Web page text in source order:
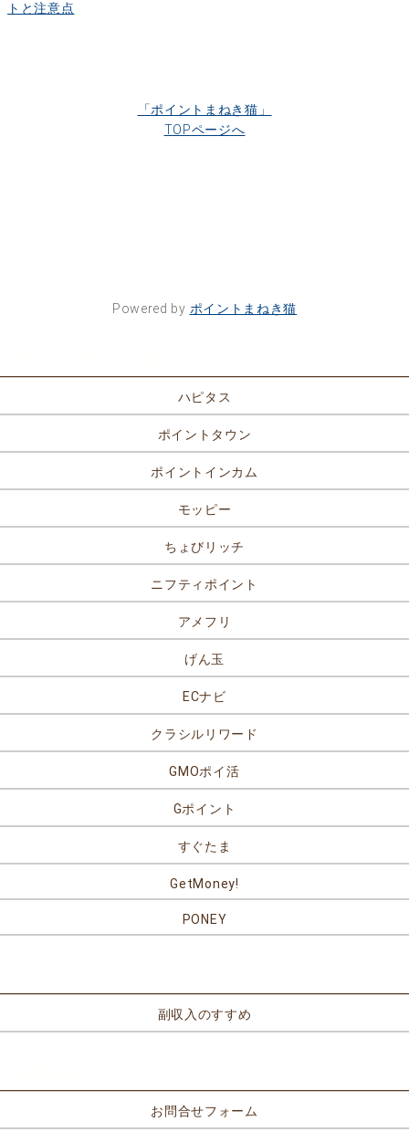
トと注意点
「ポイントまねき猫」
TOPページへ
Powered by ポイントまねき猫
ハピタス
ポイントタウン
ポイントインカム
モッピー
ちょびリッチ
ニフティポイント
アメフリ
げん玉
ECナビ
クラシルリワード
GMOポイ活
Gポイント
すぐたま
GetMoney!
PONEY
副収入のすすめ
お問合せフォーム